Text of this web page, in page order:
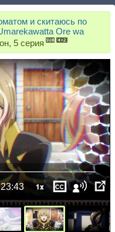
и скитаюсь по
Ore wa
5 серия
23:43 1x